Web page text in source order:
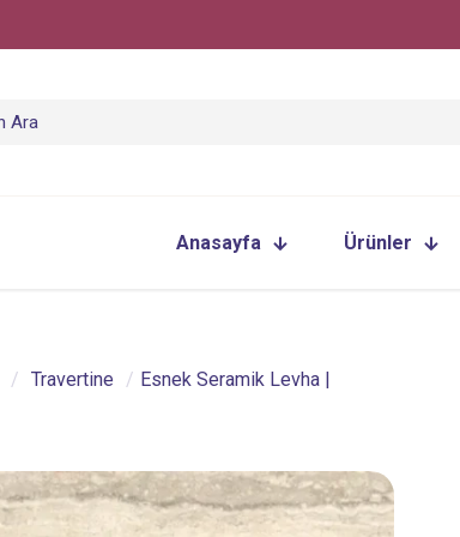
Anasayfa Ürünler
/ Travertine / Esnek Seramik Levha |